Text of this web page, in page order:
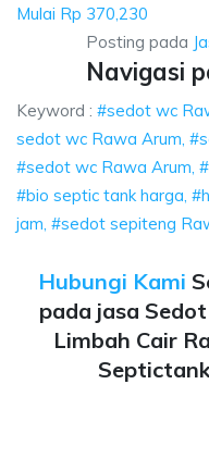
Mulai Rp 370,230
Posting pada
Navigasi
Keyword : #sedot wc
sedot wc Rawa Arum,
#sedot wc Rawa Arum,
#bio septic tank harga,
jam, #sedot sepiteng
Hubungi Kami
pada jasa
Limbah Cair